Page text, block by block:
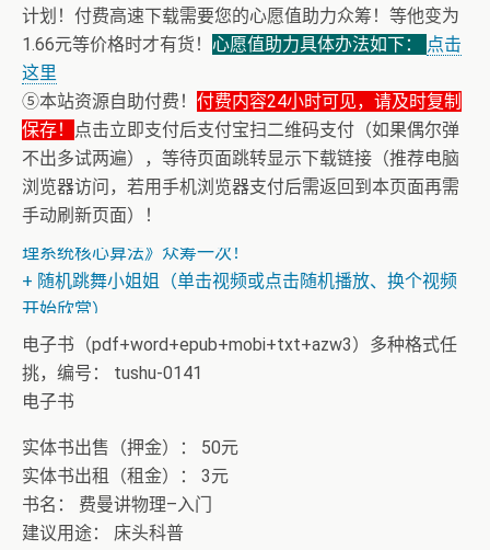
计划！付费高速下载需要您的心愿值助力众筹！等他变为
1.66元等价格时才有货！ 心愿值助力具体办法如下：
点击
这里
⑤本站资源自助付费！ 付费内容24小时可见，请及时复制
保存！
点击立即支付后支付宝扫二维码支付（如果偶尔弹
不出多试两遍），等待页面跳转显示下载链接（推荐电脑
浏览器访问，若用手机浏览器支付后需返回到本页面再需
手动刷新页面）！
+ AV女神文化课！近400位AV女优明星故事简介
+ 恭喜IP为180.201.1.217的网友为电子书籍《动力电池管
理系统核心算法》众筹一次！
+ 随机跳舞小姐姐（单击视频或点击随机播放、换个视频
开始欣赏）
电子书（pdf+word+epub+mobi+txt+azw3）多种格式任
挑，编号： tushu-0141
电子书
实体书出售（押金）： 50元
实体书出租（租金）： 3元
书名： 费曼讲物理–入门
建议用途： 床头科普